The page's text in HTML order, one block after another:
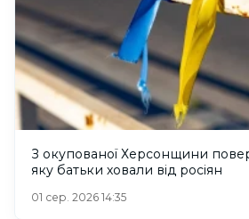
З окупованої Херсонщини
яку батьки ховали від росіян
01 сер. 2026 14:35